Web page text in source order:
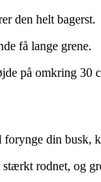
den helt bagerst.
få lange grene.
på omkring
din busk,
rodnet, og